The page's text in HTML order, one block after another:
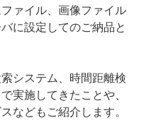
ァイル、画像ファイル
に設定してのご納品と
システム、時間距離検
実施してきたことや、
などもご紹介します。